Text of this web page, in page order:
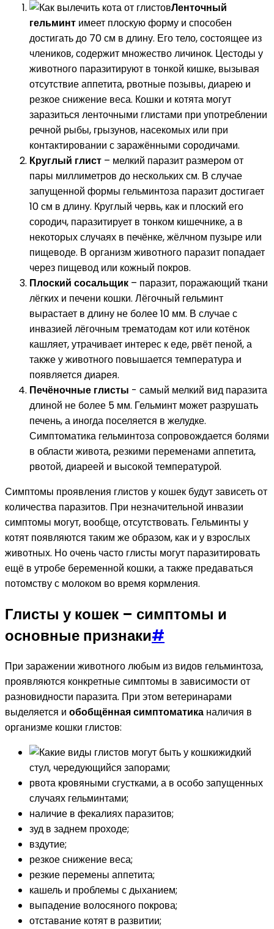
Ленточный
гельминт имеет плоскую форму и способен
достигать до 70 см в длину. Его тело, состоящее из
члеников, содержит множество личинок. Цестоды у
животного паразитируют в тонкой кишке, вызывая
отсутствие аппетита, рвотные позывы, диарею и
резкое снижение веса. Кошки и котята могут
заразиться ленточными глистами при употреблении
речной рыбы, грызунов, насекомых или при
контактировании с заражёнными сородичами.
Круглый глист – мелкий паразит размером от
пары миллиметров до нескольких см. В случае
запущенной формы гельминтоза паразит достигает
10 см в длину. Круглый червь, как и плоский его
сородич, паразитирует в тонком кишечнике, а в
некоторых случаях в печёнке, жёлчном пузыре или
пищеводе. В организм животного паразит попадает
через пищевод или кожный покров.
Плоский сосальщик – паразит, поражающий ткани
лёгких и печени кошки. Лёгочный гельминт
вырастает в длину не более 10 мм. В случае с
инвазией лёгочным трематодам кот или котёнок
кашляет, утрачивает интерес к еде, рвёт пеной, а
также у животного повышается температура и
появляется диарея.
Печёночные глисты - самый мелкий вид паразита
длиной не более 5 мм. Гельминт может разрушать
печень, а иногда поселяется в желудке.
Симптоматика гельминтоза сопровождается болями
в области живота, резкими переменами аппетита,
рвотой, диареей и высокой температурой.
Симптомы проявления глистов у кошек будут зависеть от
количества паразитов. При незначительной инвазии
симптомы могут, вообще, отсутствовать. Гельминты у
котят появляются таким же образом, как и у взрослых
животных. Но очень часто глисты могут паразитировать
ещё в утробе беременной кошки, а также предаваться
потомству с молоком во время кормления.
Глисты у кошек – симптомы и
основные признаки#
При заражении животного любым из видов гельминтоза,
проявляются конкретные симптомы в зависимости от
разновидности паразита. При этом ветеринарами
выделяется и обобщённая симптоматика наличия в
организме кошки глистов:
жидкий
стул, чередующийся запорами;
рвота кровяными сгустками, а в особо запущенных
случаях гельминтами;
наличие в фекалиях паразитов;
зуд в заднем проходе;
вздутие;
резкое снижение веса;
резкие перемены аппетита;
кашель и проблемы с дыханием;
выпадение волосяного покрова;
отставание котят в развитии;